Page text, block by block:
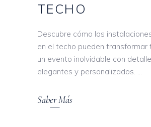
TECHO
Descubre cómo las
en el techo pueden transformar
un evento inolvidable con
elegantes y personalizados.
Saber Más